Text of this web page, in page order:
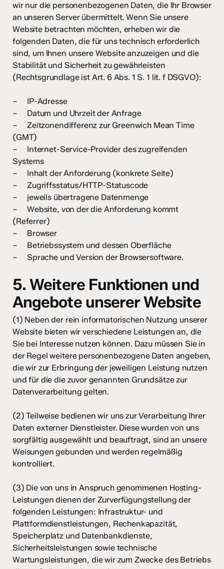
wir nur die personenbezogenen Daten, die Ihr Browser
an unseren Server übermittelt. Wenn Sie unsere
Website betrachten möchten, erheben wir die
folgenden Daten, die für uns technisch erforderlich
sind, um Ihnen unsere Website anzuzeigen und die
Stabilität und Sicherheit zu gewährleisten
(Rechtsgrundlage ist Art. 6 Abs. 1 S. 1 lit. f DSGVO):
– IP-Adresse
– Datum und Uhrzeit der Anfrage
– Zeitzonendifferenz zur Greenwich Mean Time
(GMT)
– Internet-Service-Provider des zugreifenden
Systems
– Inhalt der Anforderung (konkrete Seite)
– Zugriffsstatus/HTTP-Statuscode
– jeweils übertragene Datenmenge
– Website, von der die Anforderung kommt
(Referrer)
– Browser
– Betriebssystem und dessen Oberfläche
– Sprache und Version der Browsersoftware.
5. Weitere Funktionen und
Angebote unserer Website
(1) Neben der rein informatorischen Nutzung unserer
Website bieten wir verschiedene Leistungen an, die
Sie bei Interesse nutzen können. Dazu müssen Sie in
der Regel weitere personenbezogene Daten angeben,
die wir zur Erbringung der jeweiligen Leistung nutzen
und für die die zuvor genannten Grundsätze zur
Datenverarbeitung gelten.
(2) Teilweise bedienen wir uns zur Verarbeitung Ihrer
Daten externer Dienstleister. Diese wurden von uns
sorgfältig ausgewählt und beauftragt, sind an unsere
Weisungen gebunden und werden regelmäßig
kontrolliert.
(3) Die von uns in Anspruch genommenen Hosting-
Leistungen dienen der Zurverfügungstellung der
folgenden Leistungen: Infrastruktur- und
Plattformdienstleistungen, Rechenkapazität,
Speicherplatz und Datenbankdienste,
Sicherheitsleistungen sowie technische
Wartungsleistungen, die wir zum Zwecke des Betriebs